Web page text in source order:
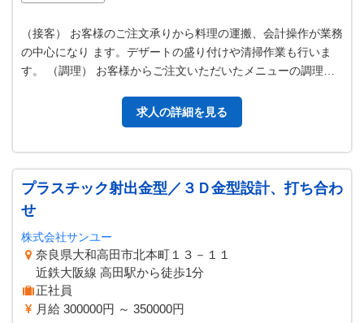
（接客） お客様のご注文承りから料理の運搬、会計操作が業務
の中心になり ます。デザートの盛り付けや清掃作業も行いま
す。 （調理） お客様からご注文いただいたメニューの調理を
求人の詳細を見る
プラスチック射出金型／３Ｄ金型設計、打ち合わ
せ
株式会社サンユー
奈良県大和高田市北本町１３－１１
近鉄大阪線 高田駅から徒歩1分
正社員
月給 300000円 ～ 350000円